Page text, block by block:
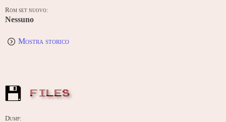
Rom set nuovo:
Nessuno
Mostra storico
FILES
Dump: